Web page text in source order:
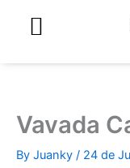
Vavada
By Juanky / 24 de